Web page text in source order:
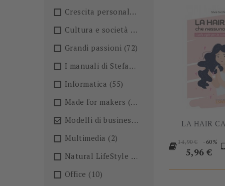
Crescita personale
Cultura e società
(36)
Grandi passioni (72)
I manuali di Stefano Anselmo
Informatica (55)
Made for makers (13)
 Modelli di business(57)
Multimedia (2)
Natural LifeStyle
(4)
Office (10)
LA HAIR
Prezzo
base
14,90 € -60%
Prezzo
5,96 €